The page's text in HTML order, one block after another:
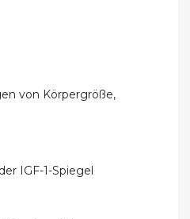
von Körpergröße,
IGF-1-Spiegel